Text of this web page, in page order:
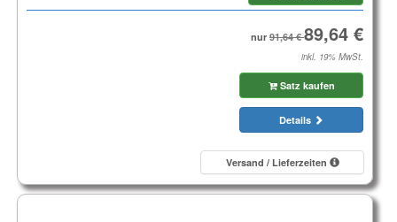
nur
inkl. 19% MwSt.
Satz kaufen
Details
Versand / Lieferzeiten